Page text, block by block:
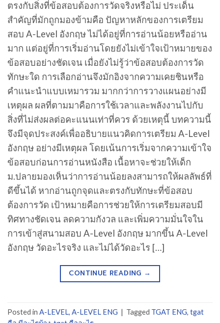
ตรงกับสิ่งที่ข้อสอบต้องการวัดจริงหรือไม่ ประเด็น
สำคัญที่มักถูกมองข้ามคือ ปัญหาหลักของการเตรียม
สอบ A-Level อังกฤษ ไม่ได้อยู่ที่การอ่านน้อยหรืออ่าน
มาก แต่อยู่ที่การเริ่มอ่านโดยยังไม่เข้าใจเป้าหมายของ
ข้อสอบอย่างชัดเจน เมื่อยังไม่รู้ว่าข้อสอบต้องการวัด
ทักษะใด การเลือกอ่านจึงมักอิงจากความเคยชินหรือ
คำแนะนำแบบเหมารวม มากกว่าการวางแผนอย่างมี
เหตุผล ผลที่ตามมาคือการใช้เวลาและพลังงานไปกับ
สิ่งที่ไม่ส่งผลต่อคะแนนเท่าที่ควร ด้วยเหตุนี้ บทความนี้
จึงมีจุดประสงค์เพื่ออธิบายแนวคิดการเตรียม A-Level
อังกฤษ อย่างมีเหตุผล โดยเน้นการเริ่มจากความเข้าใจ
ข้อสอบก่อนการอ่านหนังสือ เนื้อหาจะช่วยให้เด็ก
ม.ปลายมองเห็นว่าการอ่านน้อยลงสามารถให้ผลลัพธ์ที่
ดีขึ้นได้ หากอ่านถูกจุดและตรงกับทักษะที่ข้อสอบ
ต้องการวัด เป้าหมายคือการช่วยให้การเตรียมสอบมี
ทิศทางชัดเจน ลดความกังวล และเพิ่มความมั่นใจใน
การเข้าสู่สนามสอบ A-Level อังกฤษ มากขึ้น A-Level
อังกฤษ วัดอะไรจริง และไม่ได้วัดอะไร […]
CONTINUE READING →
Posted in A-LEVEL, A-LEVEL ENG | Tagged TGAT ENG, tgat